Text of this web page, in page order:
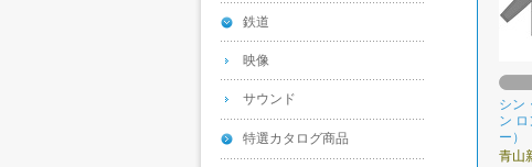
シン
ン ロ
ー）
青山
鉄道
映像
サウンド
特選カタログ商品